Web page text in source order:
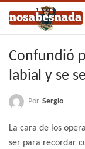
Confundió
labial y se
Por Sergio
La cara de los
ser para recordar